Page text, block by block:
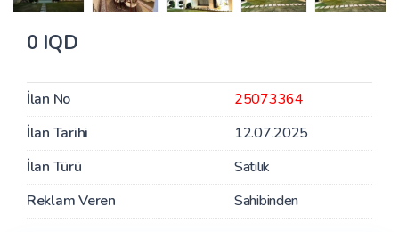
0 IQD
İlan No
25073364
İlan Tarihi
12.07.2025
İlan Türü
Satılık
Reklam Veren
Sahibinden